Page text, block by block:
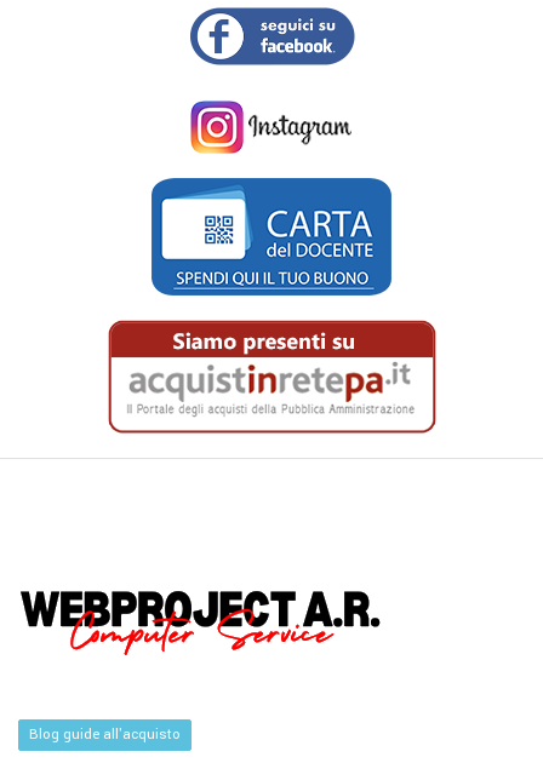
Blog guide all'acquisto